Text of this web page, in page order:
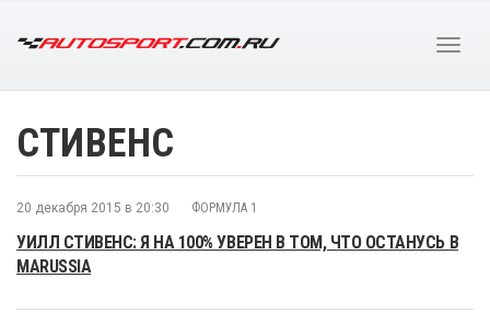
СТИВЕНС
20 декабря 2015 в 20:30 ФОРМУЛА 1
УИЛЛ СТИВЕНС: Я НА 100% УВЕРЕН В ТОМ, ЧТО ОСТАНУСЬ В
MARUSSIA